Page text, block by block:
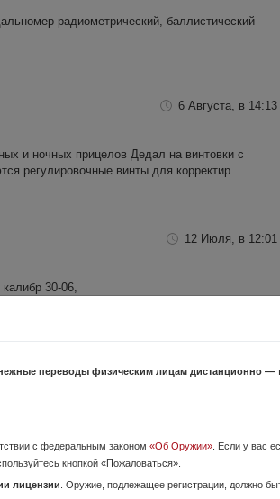
радиометрический, баллистический
6 Августа, в 14:13
и ночных прицелов Дедал на винтовки с
регулировочные винты для корректир...
12 Июля, в 12:01
30-06,
7 Августа, в 21:45
815нм + 940нм., всё что на фото. Доставка
переводы физическим лицам дистанционно —
с федеральным законом «Об Оружии» . Если у вас
кнопкой «Пожаловаться».
лицензии . Оружие, подлежащее регистрации, должно